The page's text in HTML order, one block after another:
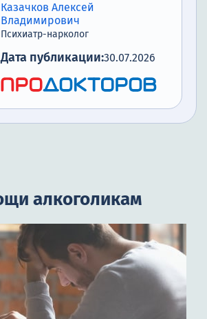
Казачков Алексей
Владимирович
Психиатр-нарколог
Дата публикации:30.07.2026
алкоголикам